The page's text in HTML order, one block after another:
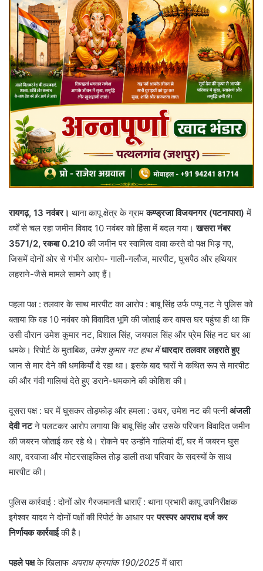
रायगढ़, 13 नवंबर। थाना कापू क्षेत्र के ग्रामकण्ड्रजा विजयनगर (पटनापारा) में
वर्षों से चल रहा जमीन विवाद 10 नवंबर को हिंसा में बदल गया।खसरा नंबर
3571/2, रकबा 0.210की जमीन पर स्वामित्व दावा करते दो पक्ष भिड़ गए,
जिसमें दोनों ओर से गंभीर आरोप- गाली-गलौज, मारपीट, घुसपैठ और हथियार
लहराने-जैसे मामले सामने आए हैं।
पहला पक्ष : तलवार के साथ मारपीट का आरोप : बाबू सिंह उर्फ पप्पू नट ने पुलिस को
बताया कि वह 10 नवंबर को विवादित भूमि की जोताई कर वापस घर पहुंचा ही था कि
उसी दौरान उमेश कुमार नट, विशाल सिंह, जयपाल सिंह और प्रेम सिंह नट घर आ
धमके। रिपोर्ट के मुताबिक, उमेश कुमार नट हाथ मेंधारदार तलवार लहराते हुए
जान से मार देने की धमकियाँ दे रहा था। इसके बाद चारों ने कथित रूप से मारपीट
की और गंदी गालियां देते हुए डराने-धमकाने की कोशिश की।
दूसरा पक्ष : घर में घुसकर तोड़फोड़ और हमला : उधर, उमेश नट की पत्नीअंजली
देवी नटने पलटकर आरोप लगाया कि बाबू सिंह और उसके परिजन विवादित जमीन
की जबरन जोताई कर रहे थे। रोकने पर उन्होंने गालियां दीं, घर में जबरन घुस
आए, दरवाजा और मोटरसाइकिल तोड़ डाली तथा परिवार के सदस्यों के साथ
मारपीट की।
पुलिस कार्रवाई : दोनों ओर गैरजमानती धाराएँ : थाना प्रभारी कापू उपनिरीक्षक
इगेश्वर यादव ने दोनों पक्षों की रिपोर्ट के आधार परपरस्पर अपराध दर्ज कर
निर्णायक कार्रवाईकी है।
पहले पक्षके खिलाफ अपराध क्रमांक 190/2025में धारा